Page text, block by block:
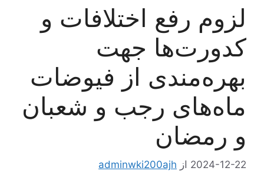
لزوم رفع اختلافات و
کدورت‌ها جهت
بهره‌مندی از فیوضات
ماه‌های رجب و شعبان
و رمضان
2024-12-22 از adminwki200ajh